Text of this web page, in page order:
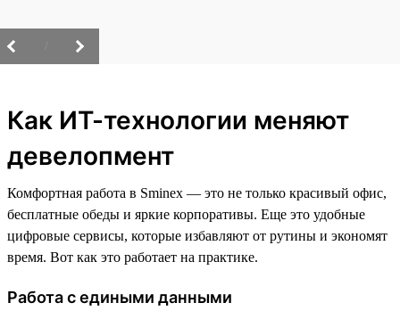
Как ИТ-технологии меняют
девелопмент
Комфортная работа в Sminex — это не только красивый офис,
бесплатные обеды и яркие корпоративы. Еще это удобные
цифровые сервисы, которые избавляют от рутины и экономят
время. Вот как это работает на практике.
Работа с едиными данными